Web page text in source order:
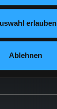
erlauben
Ablehnen